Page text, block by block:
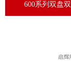
600系列双盘